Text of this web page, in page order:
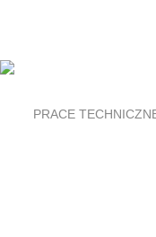
PRACE